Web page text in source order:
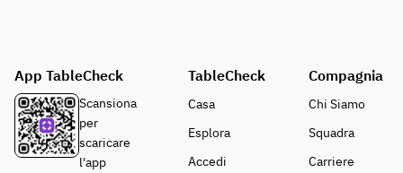
App TableCheck
Scansiona
per
scaricare
l'app
TableCheck
Casa
Esplora
Accedi
Compagnia
Chi Siamo
Squadra
Carriere